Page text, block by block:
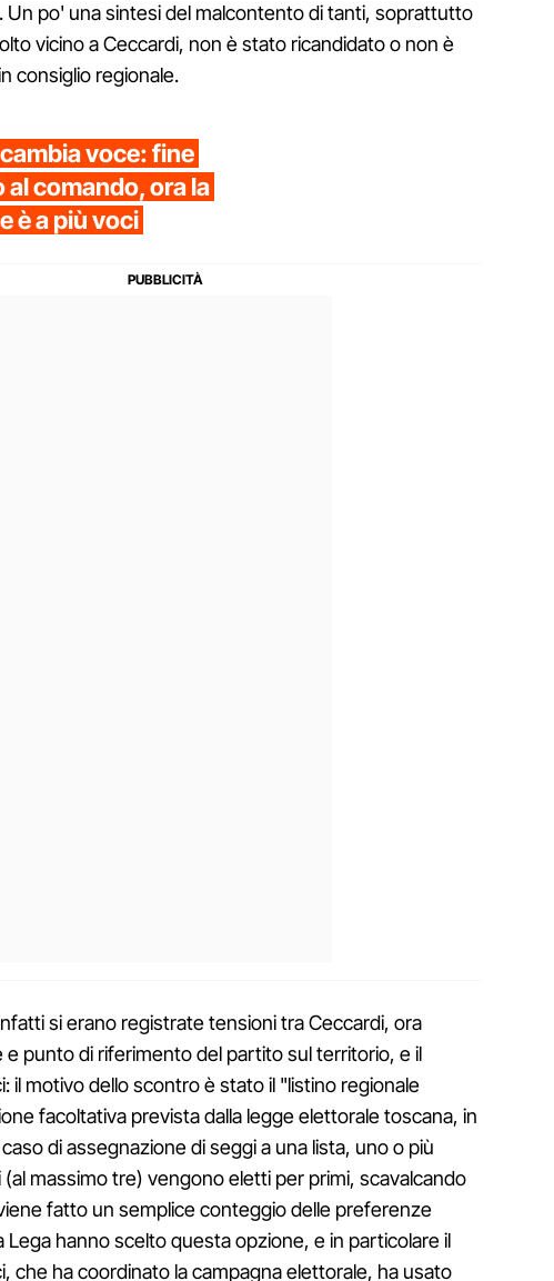
Un po' una sintesi del malcontento di tanti, soprattutto
vicino a Ceccardi, non è stato ricandidato o non è
consiglio regionale.
voce: fine
comando, ora la
è a più voci
si erano registrate tensioni tra Ceccardi, ora
punto di riferimento del partito sul territorio, e il
il motivo dello scontro è stato il "listino regionale
facoltativa prevista dalla legge elettorale toscana, in
di assegnazione di seggi a una lista, uno o più
(al massimo tre) vengono eletti per primi, scavalcando
fatto un semplice conteggio delle preferenze
Lega hanno scelto questa opzione, e in particolare il
che ha coordinato la campagna elettorale, ha usato